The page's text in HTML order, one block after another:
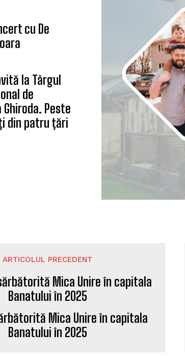
cu De
la Târgul
de
Peste
din patru țări
ARTICOLUL PRECEDENT
Mica Unire în capitala
Banatului în 2025